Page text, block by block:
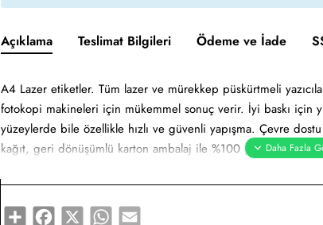
Açıklama Teslimat Bilgileri Ödeme ve İade
A4 Lazer etiketler. Tüm lazer ve mürekkep püskürtmeli
fotokopi makineleri için mükemmel sonuç verir. İyi baskı için
yüzeylerde bile özellikle hızlı ve güvenli yapışma. Çevre
kağıt, geri dönüşümlü karton ambalaj ile %100 geri
yapışma. Pürüzsüz parlak yüzeye net baskı alınır. Etiket
renklerde ton farklı olabilir.
Share Facebook
X WhatsApp
Email